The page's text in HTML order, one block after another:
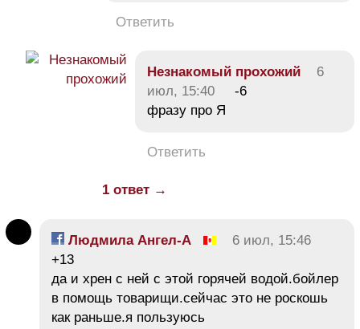
Ответить
Незнакомый прохожий
6
июл, 15:40
-6
фразу про Я
Ответить
1 ответ →
Людмила Ангел-А
6 июл, 15:46
+13
да и хрен с ней с этой горячей водой.бойлер
в помощь товарищи.сейчас это не роскошь
как раньше.я пользуюсь